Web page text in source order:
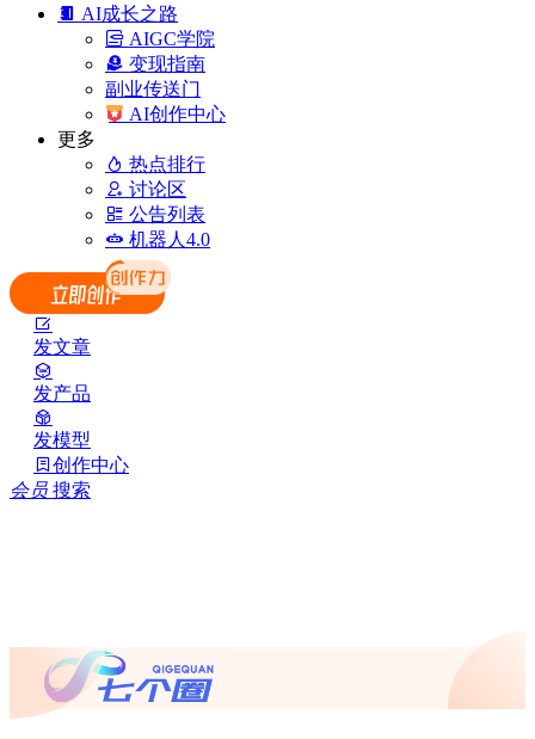
AI成长之路
AIGC学院
变现指南
副业传送门
AI创作中心
更多
热点排行
讨论区
公告列表
机器人4.0
发文章
发产品
发模型
创作中心
会员 搜索